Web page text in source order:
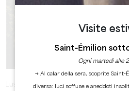
LUSSAC
Lussac è un comune della Grande
Visite
Saint-Émilion
Ogni martedì alle
→ Al calar della sera, scoprite Saint-
diversa: luci soffuse e aneddoti